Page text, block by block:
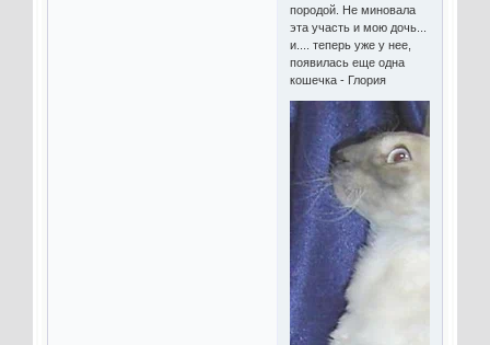
породой. Не миновала
эта участь и мою дочь...
и.... теперь уже у нее,
появилась еще одна
кошечка - Глория